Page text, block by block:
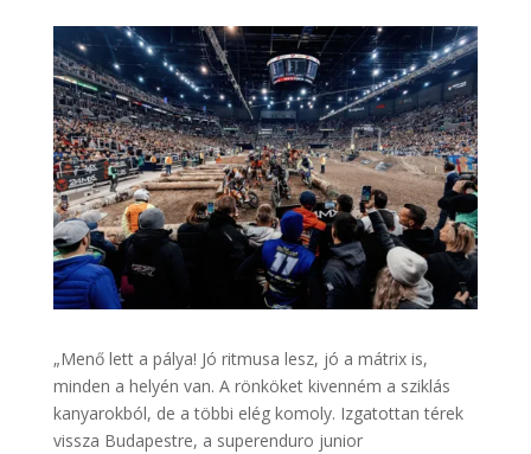
„Menő lett a pálya! Jó ritmusa lesz, jó a mátrix is,
minden a helyén van. A rönköket kivenném a sziklás
kanyarokból, de a többi elég komoly. Izgatottan térek
vissza Budapestre, a superenduro junior